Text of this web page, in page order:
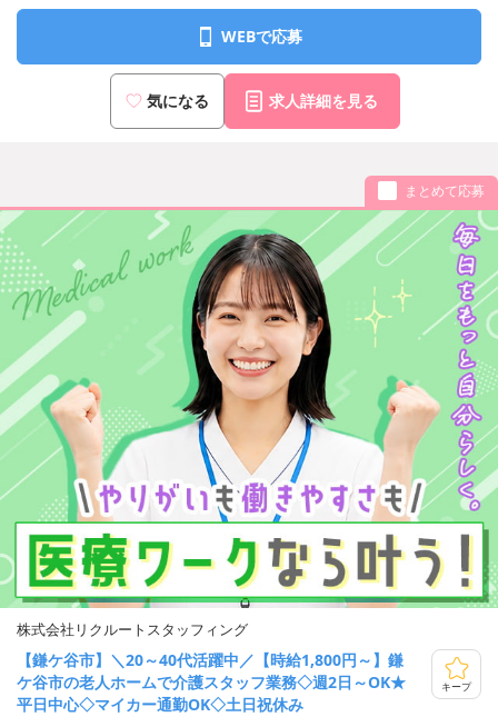
WEBで応募
気になる 求人詳細を見る
まとめて応募
株式会社リクルートスタッフィング
【鎌ケ谷市】＼20～40代活躍中／【時給1,800円～】鎌
ケ谷市の老人ホームで介護スタッフ業務◇週2日～OK★
平日中心◇マイカー通勤OK◇土日祝休み
キープ